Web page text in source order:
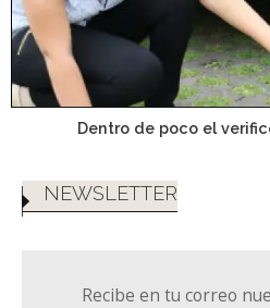
Dentro de poco el
NEWSLETTER
Recibe en tu correo